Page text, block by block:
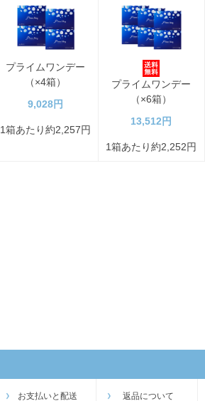
プライムワンデー
（×4箱）
9,028円
1箱あたり約2,257円
プライムワンデー
（×6箱）
13,512円
1箱あたり約2,252円
お支払いと配送 返品について